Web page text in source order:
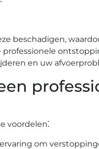
beschadigen,
en uw
voordelen⁚
om